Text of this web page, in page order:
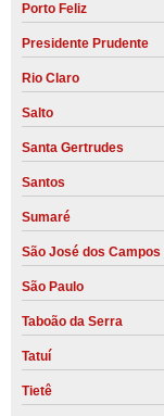
Porto Feliz
Presidente Prudente
Rio Claro
Salto
Santa Gertrudes
Santos
Sumaré
São José dos Campos
São Paulo
Taboão da Serra
Tatuí
Tietê